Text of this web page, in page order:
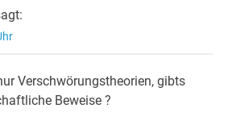
Verschwörungstheorien, gibts
Beweise ?